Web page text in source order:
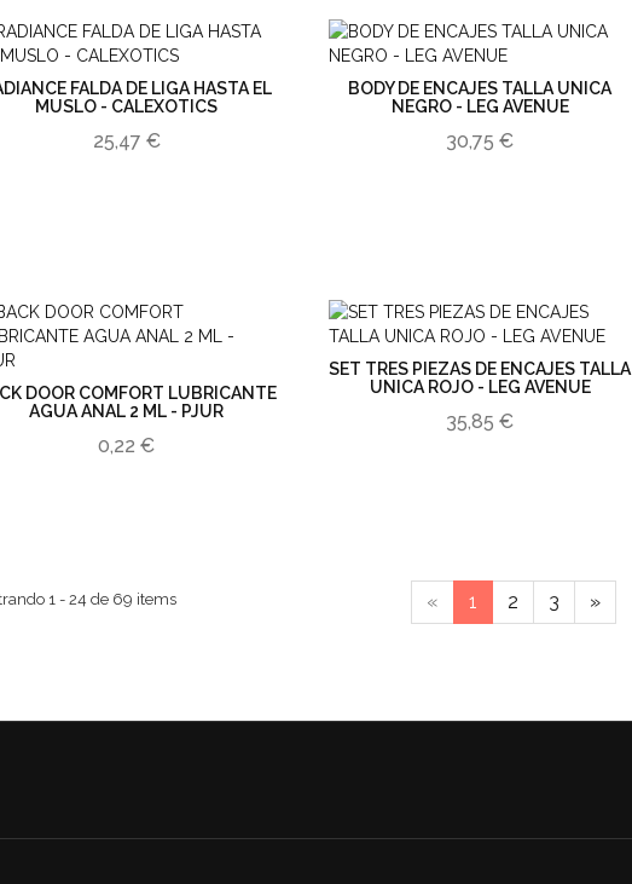
FALDA DE LIGA HASTA EL
MUSLO - CALEXOTICS
25,47 €
BODY DE ENCAJES TALLA UNICA
NEGRO - LEG AVENUE
30,75 €
DOOR COMFORT LUBRICANTE
AGUA ANAL 2 ML - PJUR
0,22 €
SET TRES PIEZAS DE ENCAJES TALLA
UNICA ROJO - LEG AVENUE
35,85 €
« 1 2 3 »
1 - 24 de 69 items